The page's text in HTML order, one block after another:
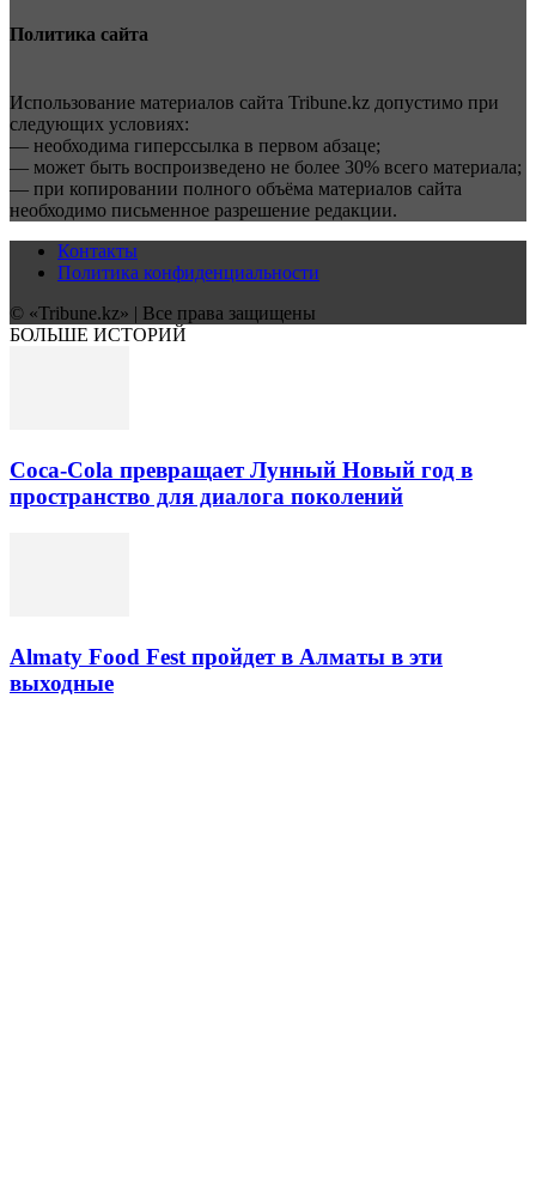
Политика сайта
Использование материалов сайта Tribune.kz допустимо при
следующих условиях:
— необходима гиперссылка в первом абзаце;
— может быть воспроизведено не более 30% всего материала;
— при копировании полного объёма материалов сайта
необходимо письменное разрешение редакции.
Контакты
Политика конфиденциальности
© «Tribune.kz» | Все права защищены
БОЛЬШЕ ИСТОРИЙ
Coca-Cola превращает Лунный Новый год в
пространство для диалога поколений
Almaty Food Fest пройдет в Алматы в эти
выходные